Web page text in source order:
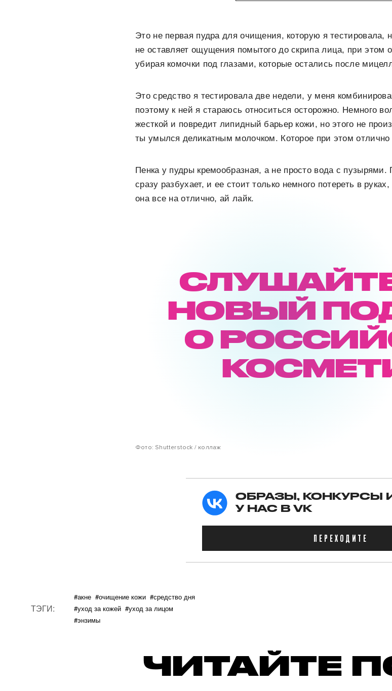
Это не первая пудра для очищения, которую я
не оставляет ощущения помытого до скрипа лица, при этом
убирая комочки под глазами, которые остались после
Это средство я тестировала две недели, у меня
поэтому к ней я стараюсь относиться осторожно. Немного
жесткой и повредит липидный барьер кожи, но этого не
ты умылся деликатным молочком. Которое при этом отлично
Пенка у пудры кремообразная, а не просто вода с пузырями.
сразу разбухает, и ее стоит только немного потереть в
она все на отлично, ай лайк.
НОВЫЙ
О
Фото: Shutterstock / коллаж
ОБРАЗЫ, КОНКУРСЫ
У НАС В VK
ПЕРЕХОДИТЕ
ТЭГИ:
#акне #очищение кожи #средство дня
#уход за кожей #уход за лицом
#энзимы
ЧИТАЙТЕ